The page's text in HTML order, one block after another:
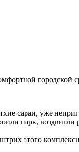
сараи, уже
парк,
этого